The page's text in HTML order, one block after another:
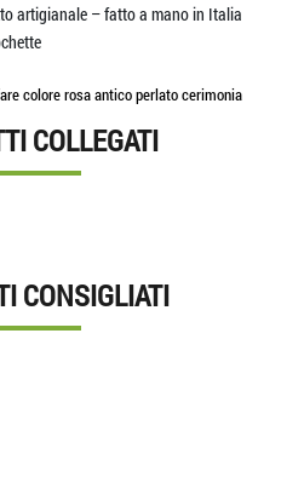
artigianale – fatto a mano in Italia
colore rosa antico perlato cerimonia
COLLEGATI
CONSIGLIATI